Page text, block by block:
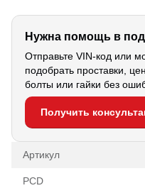
Нужна помощь в
Отправьте VIN-код или
подобрать проставки,
болты или гайки без
Получить
Артикул
PCD